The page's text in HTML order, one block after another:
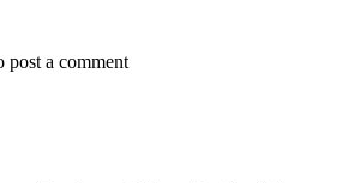
post a comment